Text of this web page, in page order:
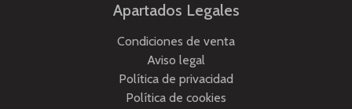
Apartados Legales
Condiciones de venta
Aviso legal
Política de privacidad
Política de cookies